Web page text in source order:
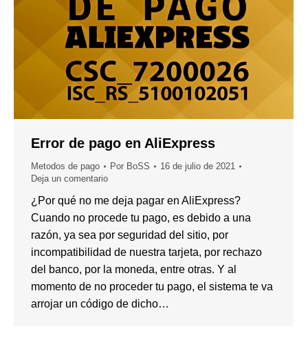
Error de pago en AliExpress
Metodos de pago Por BoSS
16 de julio de 2021
Deja un comentario
¿Por qué no me deja pagar en AliExpress?
Cuando no procede tu pago, es debido a una
razón, ya sea por seguridad del sitio, por
incompatibilidad de nuestra tarjeta, por rechazo
del banco, por la moneda, entre otras. Y al
momento de no proceder tu pago, el sistema te va
arrojar un código de dicho…